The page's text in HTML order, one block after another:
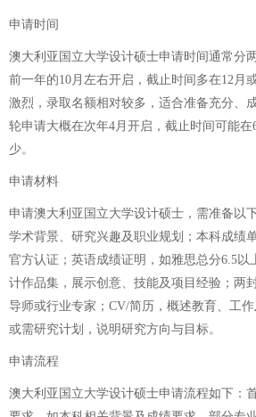
申请时间
澳大利亚国立大学设计硕士申请时间通常分
前一年的10月左右开启，截止时间多在12月
激烈，录取名额相对较多，适合准备充分、
轮申请大概在次年4月开启，截止时间可能
少。
申请材料
申请澳大利亚国立大学设计硕士，需准备以
学术背景、研究兴趣及职业规划；本科成绩
官方认证；英语成绩证明，如雅思总分6.5以
计作品集，展示创意、技能及项目经验；两
导师或行业专家；CV/简历，概述教育、工
或需研究计划，说明研究方向与目标。
申请流程
澳大利亚国立大学设计硕士申请流程如下：